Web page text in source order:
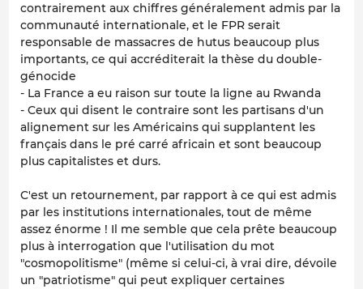
contrairement aux chiffres généralement admis par la
communauté internationale, et le FPR serait
responsable de massacres de hutus beaucoup plus
importants, ce qui accréditerait la thèse du double-
génocide
- La France a eu raison sur toute la ligne au Rwanda
- Ceux qui disent le contraire sont les partisans d'un
alignement sur les Américains qui supplantent les
français dans le pré carré africain et sont beaucoup
plus capitalistes et durs.
C'est un retournement, par rapport à ce qui est admis
par les institutions internationales, tout de même
assez énorme ! Il me semble que cela prête beaucoup
plus à interrogation que l'utilisation du mot
"cosmopolitisme" (même si celui-ci, à vrai dire, dévoile
un "patriotisme" qui peut expliquer certaines